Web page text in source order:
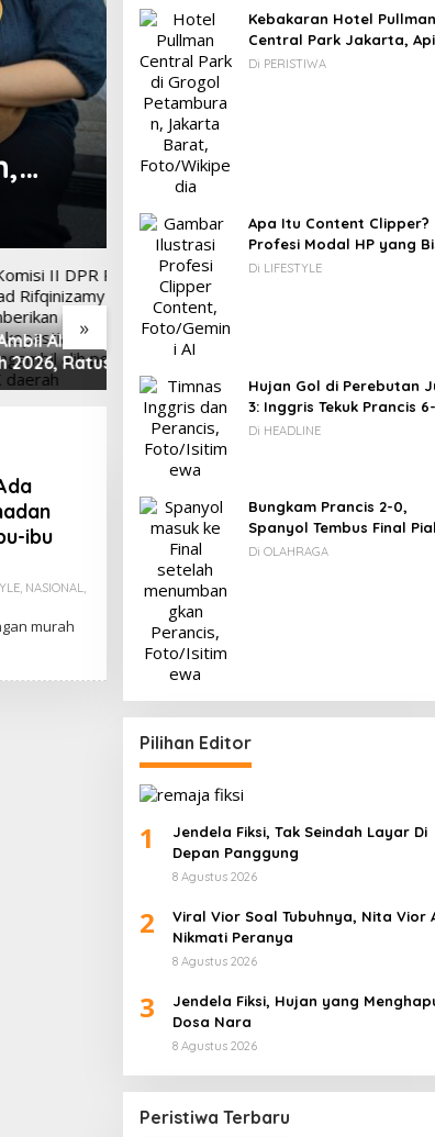
»
PPPK
Lega
10 Destinasi Wisata Ramah
Anak di Jabodetabek:
Liburan Keluarga yang
Menyegarkan dan Penuh
Makna
ibu
, NASIONAL
murah
Kebakaran Hotel Pullman
Central Park Jakarta, Api
Berawal dari Gedung
Di PERISTIWA
Apa Itu Content Clipper?
Profesi Modal HP yang
Menghasilkan Puluhan
Di LIFESTYLE
Hujan Gol di Perebutan
3: Inggris Tekuk Prancis
Di HEADLINE
Bungkam Prancis 2-0,
Spanyol Tembus Final
Dunia 2026
Di OLAHRAGA
Pilihan Editor
1
Jendela Fiksi, Tak Seindah Layar Di
Depan Panggung
8 Agustus 2026
2
Viral Vior Soal Tubuhnya, Nita Vior
Nikmati Peranya
8 Agustus 2026
3
Jendela Fiksi, Hujan yang
Dosa Nara
8 Agustus 2026
Peristiwa Terbaru